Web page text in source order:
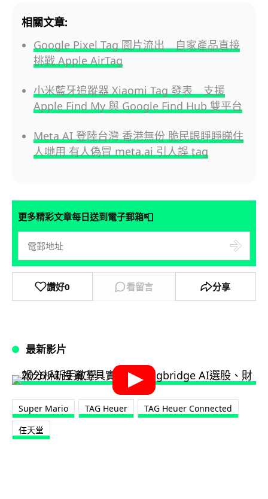
相關文章:
Google Pixel Tag 圖片流出 自家產品直接
挑戰 Apple AirTag
小米藍牙追蹤器 Xiaomi Tag 發表 支援
Apple Find My 與 Google Find Hub 雙平台
Meta AI 登陸台灣 香港無份 脆民眼睜睜睇住
人哋用 有人偽冒 meta.ai 引人誤 tag
更多精彩文章每日送到電子郵箱📮
讚好0 看留言 分享
最新影片
Super Mario TAG Heuer
TAG Heuer Connected
任天堂